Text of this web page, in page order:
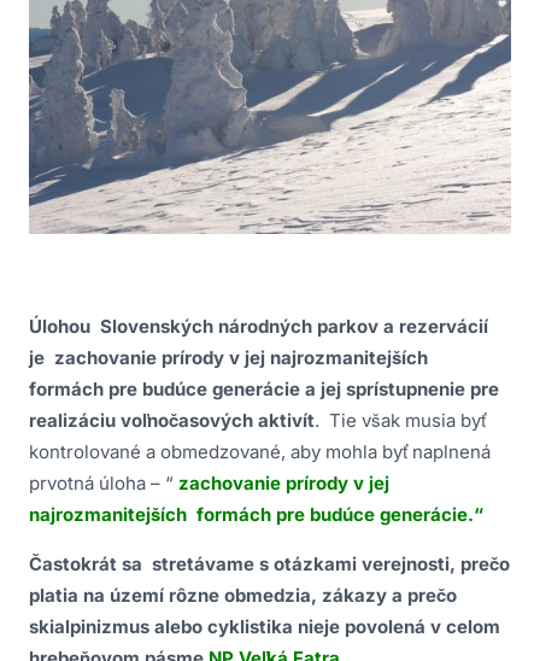
Úlohou Slovenských národných parkov a rezervácií
je zachovanie prírody v jej najrozmanitejších
formách pre budúce generácie a jej sprístupnenie pre
realizáciu voľnočasových aktivít. Tie však musia byť
kontrolované a obmedzované, aby mohla byť naplnená
prvotná úloha – “ zachovanie prírody v jej
najrozmanitejších formách pre budúce generácie.“
Častokrát sa stretávame s otázkami verejnosti, prečo
platia na území rôzne obmedzia, zákazy a prečo
skialpinizmus alebo cyklistika nieje povolená v celom